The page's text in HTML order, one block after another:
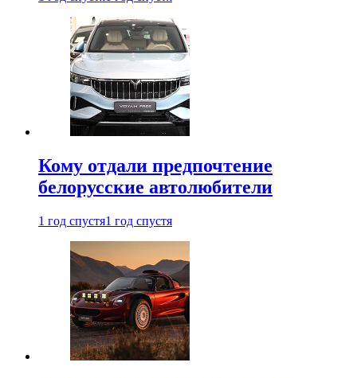
Кому отдали предпочтение
белорусские автолюбители
1 год спустя1 год спустя